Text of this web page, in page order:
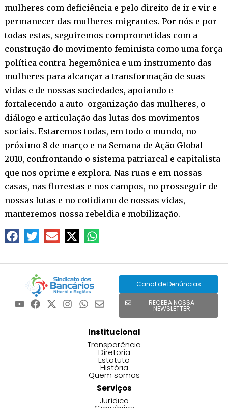
mulheres com deficiência e pelo direito de ir e vir e
permanecer das mulheres migrantes. Por nós e por
todas estas, seguiremos comprometidas com a
construção do movimento feminista como uma força
política contra-hegemônica e um instrumento das
mulheres para alcançar a transformação de suas
vidas e de nossas sociedades, apoiando e
fortalecendo a auto-organização das mulheres, o
diálogo e articulação das lutas dos movimentos
sociais. Estaremos todas, em todo o mundo, no
próximo 8 de março e na Semana de Ação Global
2010, confrontando o sistema patriarcal e capitalista
que nos oprime e explora. Nas ruas e em nossas
casas, nas florestas e nos campos, no prosseguir de
nossas lutas e no cotidiano de nossas vidas,
manteremos nossa rebeldia e mobilização.
Canal de Denúncias
RECEBA NOSSA
NEWSLETTER
Institucional
Transparência
Diretoria
Estatuto
História
Quem somos
Serviços
Jurídico